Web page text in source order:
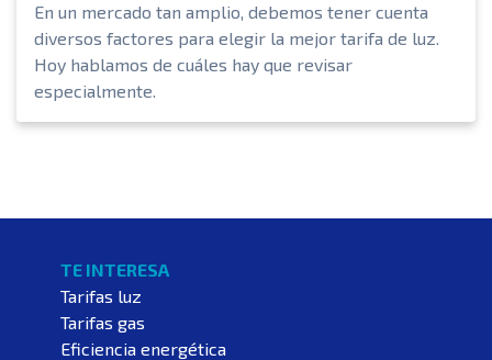
En un mercado tan amplio, debemos tener cuenta
diversos factores para elegir la mejor tarifa de luz.
Hoy hablamos de cuáles hay que revisar
especialmente.
TE INTERESA
Tarifas luz
Tarifas gas
Eficiencia energética